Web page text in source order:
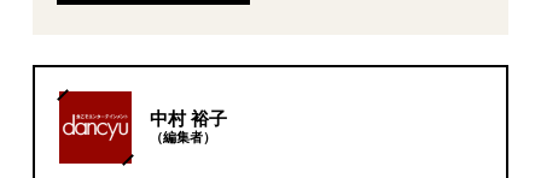
中村 裕子
（編集者）